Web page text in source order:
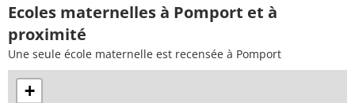
Ecoles maternelles à Pomport et à
proximité
Une seule école maternelle est recensée à Pomport
+